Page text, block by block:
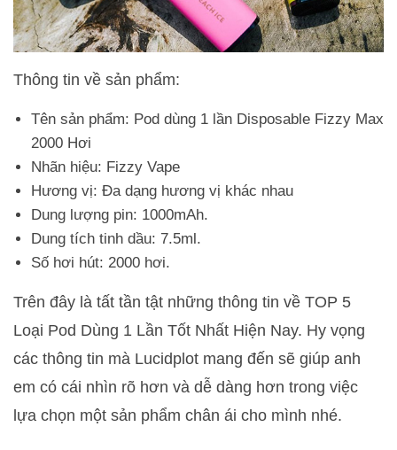
Thông tin về sản phẩm:
Tên sản phẩm: Pod dùng 1 lần Disposable Fizzy Max
2000 Hơi
Nhãn hiệu: Fizzy Vape
Hương vị: Đa dạng hương vị khác nhau
Dung lượng pin: 1000mAh.
Dung tích tinh dầu: 7.5ml.
Số hơi hút: 2000 hơi.
Trên đây là tất tần tật những thông tin về TOP 5
Loại Pod Dùng 1 Lần Tốt Nhất Hiện Nay. Hy vọng
các thông tin mà Lucidplot mang đến sẽ giúp anh
em có cái nhìn rõ hơn và dễ dàng hơn trong việc
lựa chọn một sản phẩm chân ái cho mình nhé.